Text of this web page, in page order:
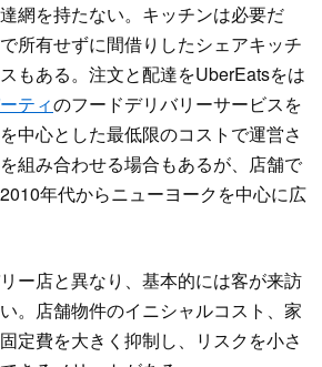
網を持たない。キッチンは必要だ
所有せずに間借りしたシェアキッチ
もある。注文と配達をUberEatsをは
ティのフードデリバリーサービスを
中心とした最低限のコストで運営さ
組み合わせる場合もあるが、店舗で
年代からニューヨークを中心に広
ー店と異なり、基本的には客が来訪
。店舗物件のイニシャルコスト、家
定費を大きく抑制し、リスクを小さ